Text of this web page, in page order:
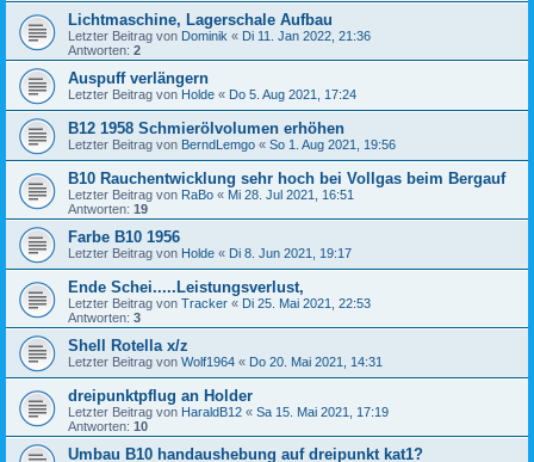
Lichtmaschine, Lagerschale Aufbau
Letzter Beitrag von Dominik « Di 11. Jan 2022, 21:36
Antworten: 2
Auspuff verlängern
Letzter Beitrag von Holde « Do 5. Aug 2021, 17:24
B12 1958 Schmierölvolumen erhöhen
Letzter Beitrag von BerndLemgo « So 1. Aug 2021, 19:56
B10 Rauchentwicklung sehr hoch bei Vollgas beim Bergauf
Letzter Beitrag von RaBo « Mi 28. Jul 2021, 16:51
Antworten: 19
Farbe B10 1956
Letzter Beitrag von Holde « Di 8. Jun 2021, 19:17
Ende Schei.....Leistungsverlust,
Letzter Beitrag von Tracker « Di 25. Mai 2021, 22:53
Antworten: 3
Shell Rotella x/z
Letzter Beitrag von Wolf1964 « Do 20. Mai 2021, 14:31
dreipunktpflug an Holder
Letzter Beitrag von HaraldB12 « Sa 15. Mai 2021, 17:19
Antworten: 10
Umbau B10 handaushebung auf dreipunkt kat1?